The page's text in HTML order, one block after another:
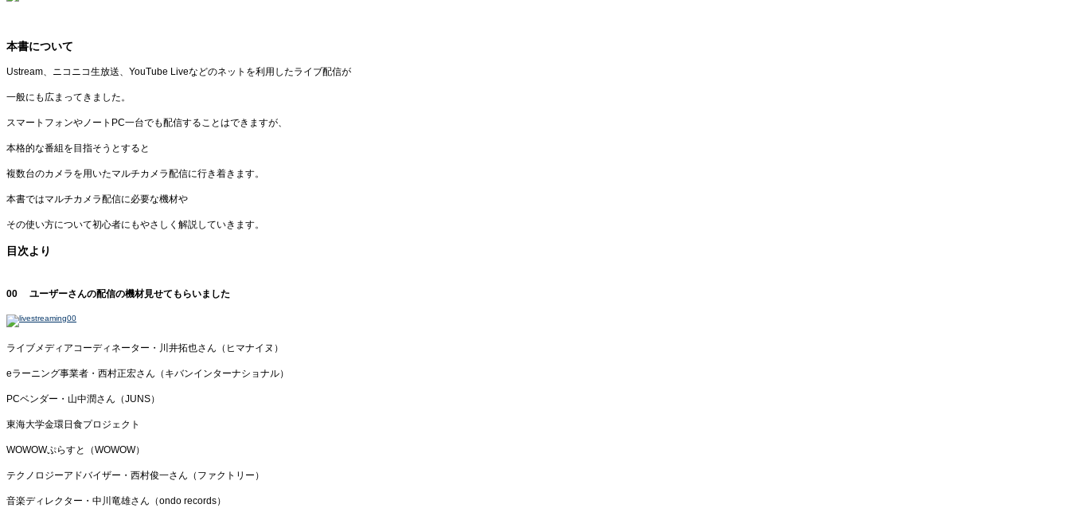
本書について
Ustream、ニコニコ生放送、YouTube Liveなどのネットを利用したライブ配信が
一般にも広まってきました。
スマートフォンやノートPC一台でも配信することはできますが、
本格的な番組を目指そうとすると
複数台のカメラを用いたマルチカメラ配信に行き着きます。
本書ではマルチカメラ配信に必要な機材や
その使い方について初心者にもやさしく解説していきます。
目次より
00 ユーザーさんの配信の機材見せてもらいました
ライブメディアコーディネーター・川井拓也さん（ヒマナイヌ）
eラーニング事業者・西村正宏さん（キバンインターナショナル）
PCベンダー・山中潤さん（JUNS）
東海大学金環日食プロジェクト
WOWOWぷらすと（WOWOW）
テクノロジーアドバイザー・西村俊一さん（ファクトリー）
音楽ディレクター・中川竜雄さん（ondo records）